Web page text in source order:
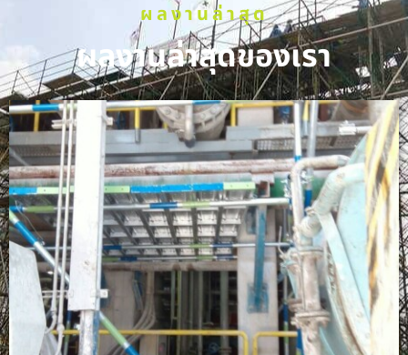
ผลงานล่าสุด
ผลงานล่าสุดของเรา